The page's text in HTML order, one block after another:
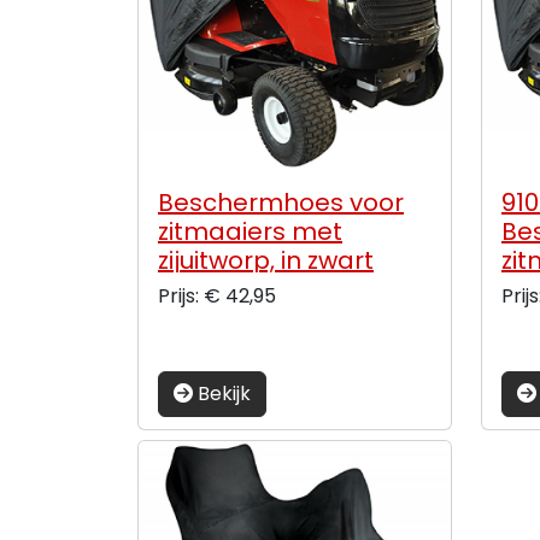
Beschermhoes voor
zitmaaiers met
zijuitworp, in zwart
polyester. Afmetingen
177 x 110 x 110
Prijs: € 42,95
Bekijk